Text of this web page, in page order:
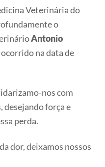
Veterinária do
o
Antonio
ocorrido na data de
nos com
desejando força e
perda.
dor, deixamos nossos